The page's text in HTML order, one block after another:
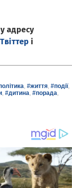
адресу
Твіттер і
, #життя, #події,
, #дитина, #порада,